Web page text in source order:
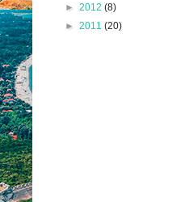
► 2012 (8)
► 2011 (20)